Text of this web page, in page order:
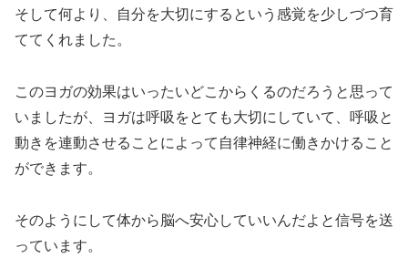
そして何より、自分を大切にするという感覚を少しづつ育
ててくれました。
このヨガの効果はいったいどこからくるのだろうと思って
いましたが、ヨガは呼吸をとても大切にしていて、呼吸と
動きを連動させることによって自律神経に働きかけること
ができます。
そのようにして体から脳へ安心していいんだよと信号を送
っています。